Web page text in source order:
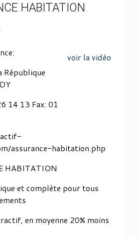
HABITATION
voir la vidéo
République
14 13 Fax: 01
assurance-habitation.php
HABITATION
et complète pour tous
en moyenne 20% moins